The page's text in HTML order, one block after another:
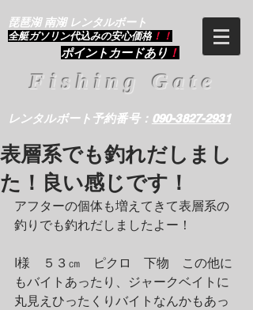
琵琶湖 南湖 レンタルボート
​全艇ガソリン代込みの安心価格 ！！
ポイントカードあり ！
Fishing Gate
レンタルボート予約番号： 090-3827-2931
表層系でも釣れだしまし
た！良い感じです！
アフターの個体も増えてきて表層系の
釣りでも釣れだしましたよー！
I様　５３㎝　ピクロ　下物　この他に
もバイトあったり、ジャークベイトに
丸見えひったくりバイトなんかもあっ